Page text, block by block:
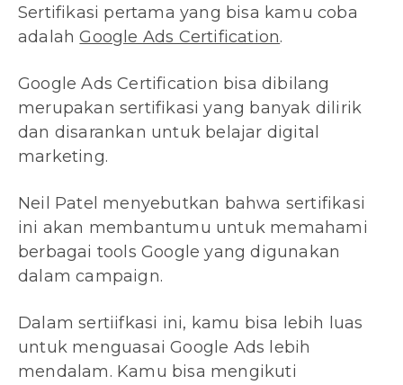
Sertifikasi pertama yang bisa kamu coba
adalahGoogle Ads Certification.
Google Ads Certification bisa dibilang
merupakan sertifikasi yang banyak dilirik
dan disarankan untuk belajar digital
marketing.
Neil Patel menyebutkan bahwa sertifikasi
ini akan membantumu untuk memahami
berbagai tools Google yang digunakan
dalam campaign.
Dalam sertiifkasi ini, kamu bisa lebih luas
untuk menguasai Google Ads lebih
mendalam. Kamu bisa mengikuti